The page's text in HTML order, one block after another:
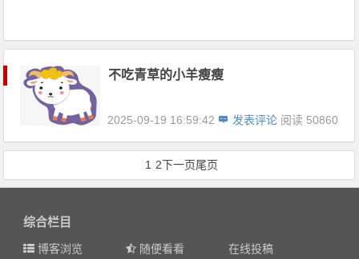
不吃青草的小羊瘦瘦
2025-09-19 16:59:42 发表评论 阅读 50860
1 2下一页尾页
综合栏目
博客浏览 随便看看
在线投稿